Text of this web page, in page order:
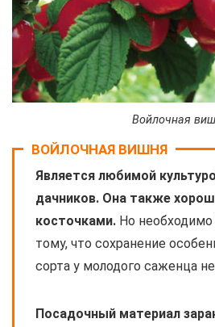
Войлочная
ВОЙЛОЧНАЯ ВИШНЯ
Является любимой
дачников. Она также
косточками. Но
тому, что сохранение
сорта у молодого саженца
Посадочный материал